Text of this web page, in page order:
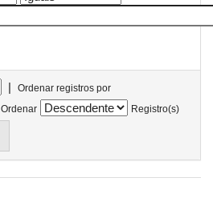
|
Ordenar registros por
Ordenar
Registro(s)